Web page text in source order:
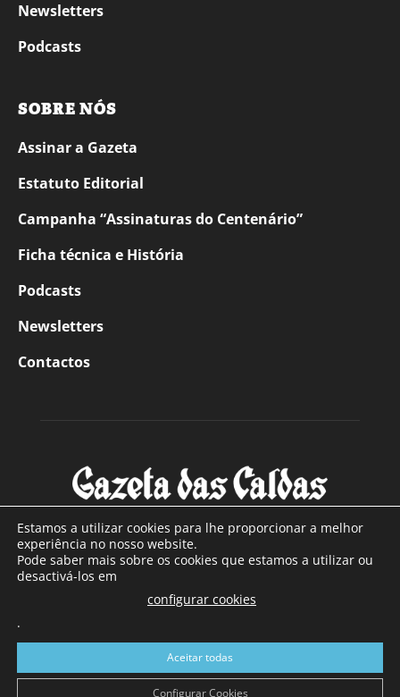
Newsletters
Podcasts
SOBRE NÓS
Assinar a Gazeta
Estatuto Editorial
Campanha “Assinaturas do Centenário”
Ficha técnica e História
Podcasts
Newsletters
Contactos
SOBRE NÓS
Com sede nas Caldas da Rainha e mais de 90 anos de
a sul de distrito de Leiria, com mais de 40.000 leitores por
toda a região Oeste. Jornal com distribuição em Portugal
Continental e assinatura online.
Estamos a utilizar cookies para lhe proporcionar a melhor
experiência no nosso website.
Pode saber mais sobre os cookies que estamos a utilizar ou
desactivá-los em
configurar cookies
.
Aceitar todas
Configurar Cookies